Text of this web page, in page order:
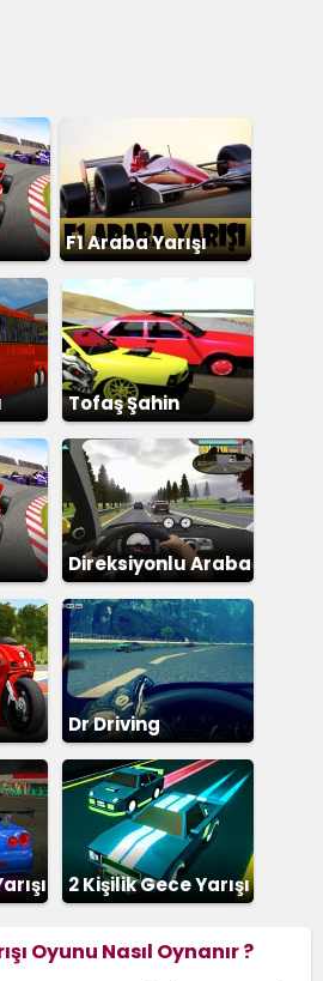
F1 Araba Yarışı
Tofaş Şahin
Direksiyonlu Araba
Yarışı
Dr Driving
2 Kişilik Gece Yarışı
Oyunu Nasıl Oynanır ?